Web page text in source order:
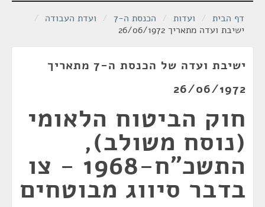
דף הבית / ועדות / הכנסת ה-7 / ועדת העבודה /
ישיבת ועדה מתאריך 26/06/1972
ישיבת ועדה של הכנסת ה-7 מתאריך
26/06/1972
חוק הביטוח הלאומי
(נוסח משולב),
התשכ"ח-1968 - צו
בדבר סיווג מבוטחים